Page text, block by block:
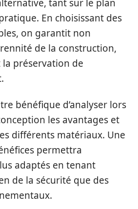
tant sur le plan
En choisissant des
on garantit non
de la construction,
préservation de
bénéfique d’analyser lors
les avantages et
différents matériaux. Une
permettra
adaptés en tenant
de la sécurité que des